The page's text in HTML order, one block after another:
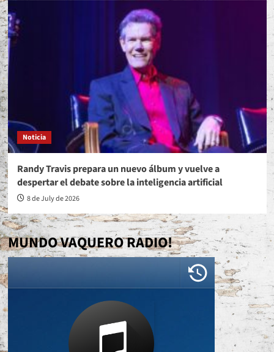
Noticia
Randy Travis prepara un nuevo álbum y vuelve a
despertar el debate sobre la inteligencia artificial
8 de July de 2026
MUNDO VAQUERO RADIO!